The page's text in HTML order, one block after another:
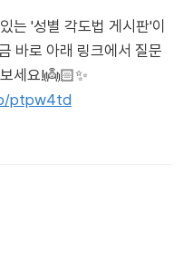
는 '성별 각도법 게시판'이
바로 아래 링크에서 질문
세요!👼🏻✨
ptpw4td